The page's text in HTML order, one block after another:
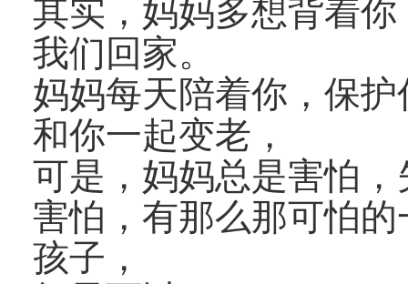
其实，妈妈多想背着
我们回家。
妈妈每天陪着你，保护
和你一起变老，
可是，妈妈总是害怕，
害怕，有那么那可怕的
孩子，